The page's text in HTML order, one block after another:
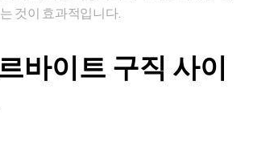
것이 효과적입니다.
바이트 구직 사이